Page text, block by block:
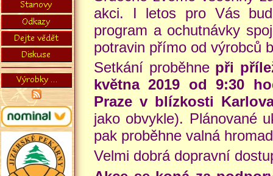
akci. I letos pro Vás
program a ochutnávky
potravin přímo od výrobců
Setkání proběhne při
května 2019 od 9:30
Praze v blízkosti
jako obvykle). Plánované
pak proběhne valná
Velmi dobrá dopravní